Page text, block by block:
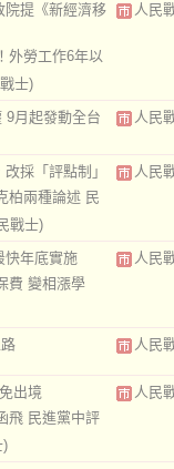
院提《新經濟移
外勞工作6年以
士)
人民
9月起發動全台
人民
採「評點制」
柏兩種論述 民
戰士)
人民
快年底實施
費 變相漲學
人民
人民
出境
飛 民進黨中評
)
人民